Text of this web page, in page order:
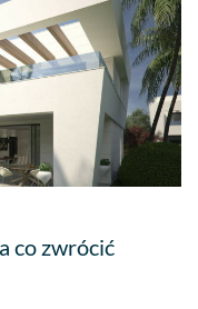
co zwrócić